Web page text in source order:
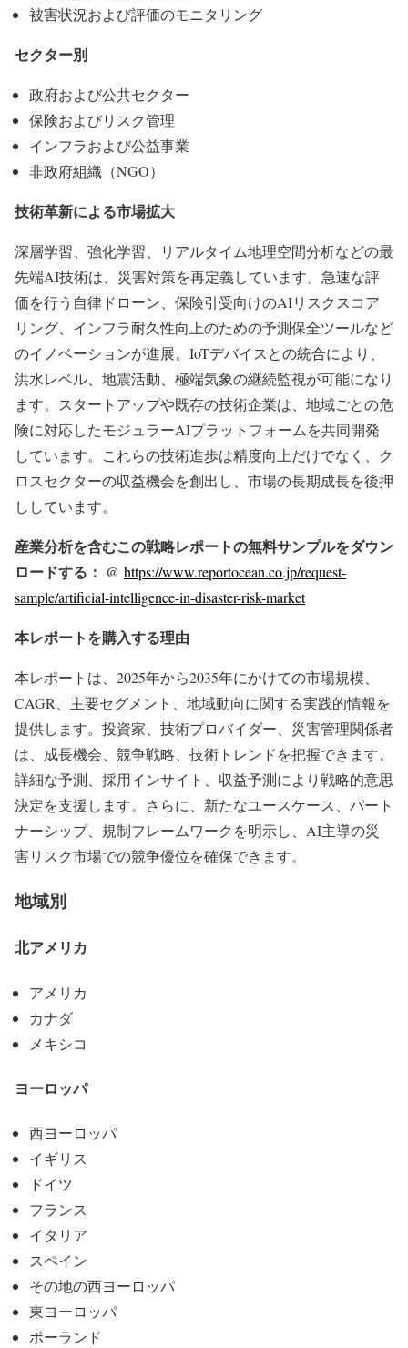
被害状況および評価のモニタリング
セクター別
政府および公共セクター
保険およびリスク管理
インフラおよび公益事業
非政府組織（NGO）
技術革新による市場拡大
深層学習、強化学習、リアルタイム地理空間分析などの最
先端AI技術は、災害対策を再定義しています。急速な評
価を行う自律ドローン、保険引受向けのAIリスクスコア
リング、インフラ耐久性向上のための予測保全ツールなど
のイノベーションが進展。IoTデバイスとの統合により、
洪水レベル、地震活動、極端気象の継続監視が可能になり
ます。スタートアップや既存の技術企業は、地域ごとの危
険に対応したモジュラーAIプラットフォームを共同開発
しています。これらの技術進歩は精度向上だけでなく、ク
ロスセクターの収益機会を創出し、市場の長期成長を後押
ししています。
産業分析を含むこの戦略レポートの無料サンプルをダウン
ロードする： @ https://www.reportocean.co.jp/request-
sample/artificial-intelligence-in-disaster-risk-market
本レポートを購入する理由
本レポートは、2025年から2035年にかけての市場規模、
CAGR、主要セグメント、地域動向に関する実践的情報を
提供します。投資家、技術プロバイダー、災害管理関係者
は、成長機会、競争戦略、技術トレンドを把握できます。
詳細な予測、採用インサイト、収益予測により戦略的意思
決定を支援します。さらに、新たなユースケース、パート
ナーシップ、規制フレームワークを明示し、AI主導の災
害リスク市場での競争優位を確保できます。
地域別
北アメリカ
アメリカ
カナダ
メキシコ
ヨーロッパ
西ヨーロッパ
イギリス
ドイツ
フランス
イタリア
スペイン
その地の西ヨーロッパ
東ヨーロッパ
ポーランド